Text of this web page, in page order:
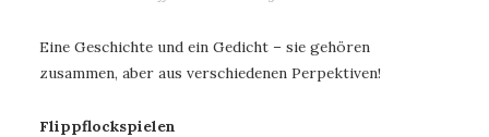
Eine Geschichte und ein Gedicht – sie gehören
zusammen, aber aus verschiedenen Perpektiven!
Flippflockspielen